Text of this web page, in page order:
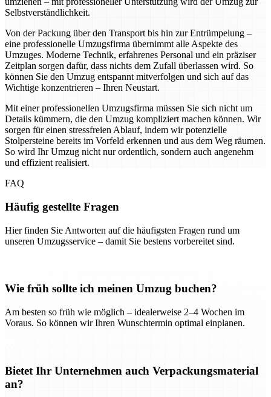
Selbstverständlichkeit.
Von der Packung über den Transport bis hin zur Entrümpelung –
eine professionelle Umzugsfirma übernimmt alle Aspekte des
Umzuges. Moderne Technik, erfahrenes Personal und ein präziser
Zeitplan sorgen dafür, dass nichts dem Zufall überlassen wird. So
können Sie den Umzug entspannt mitverfolgen und sich auf das
Wichtige konzentrieren – Ihren Neustart.
Mit einer professionellen Umzugsfirma müssen Sie sich nicht um
Details kümmern, die den Umzug kompliziert machen können. Wir
sorgen für einen stressfreien Ablauf, indem wir potenzielle
Stolpersteine bereits im Vorfeld erkennen und aus dem Weg räumen.
So wird Ihr Umzug nicht nur ordentlich, sondern auch angenehm
und effizient realisiert.
FAQ
Häufig gestellte Fragen
Hier finden Sie Antworten auf die häufigsten Fragen rund um
unseren Umzugsservice – damit Sie bestens vorbereitet sind.
Wie früh sollte ich meinen Umzug buchen?
Am besten so früh wie möglich – idealerweise 2–4 Wochen im
Voraus. So können wir Ihren Wunschtermin optimal einplanen.
Bietet Ihr Unternehmen auch Verpackungsmaterial
an?